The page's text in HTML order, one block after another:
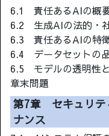
6.1 責任あるAIの概
6.2 生成AIの法的・
6.3 責任あるAIの特
6.4 データセットの
6.5 モデルの透明性
章末問題
第7章 セキュリテ
ナンス